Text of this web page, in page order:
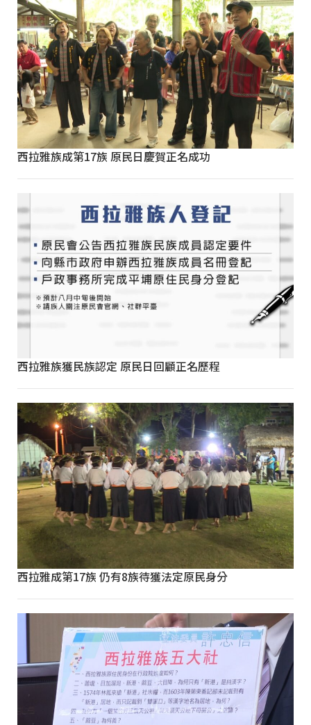
西拉雅族成第17族 原民日慶賀正名成功
西拉雅族獲民族認定 原民日回顧正名歷程
西拉雅成第17族 仍有8族待獲法定原民身分